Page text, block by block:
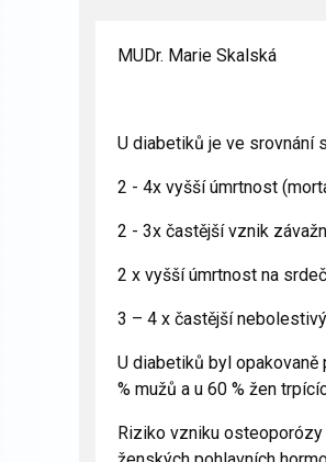
MUDr. Marie Skalská
U diabetiků je ve srovnání
2 - 4x vyšší úmrtnost
2 - 3x častější vznik
2 x vyšší úmrtnost na
3 – 4 x častější
U diabetiků byl
% mužů a u 60 % žen
Riziko vzniku